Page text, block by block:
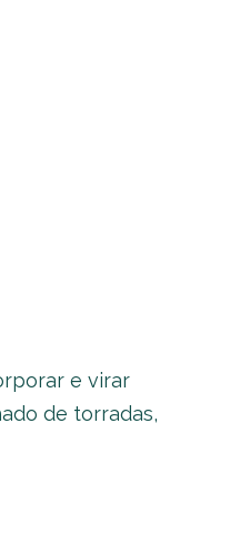
e virar
de torradas,